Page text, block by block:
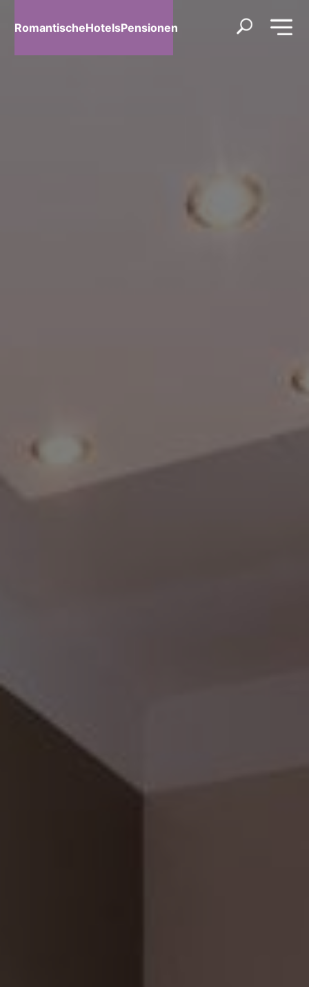
RomantischeHotelsPensionen